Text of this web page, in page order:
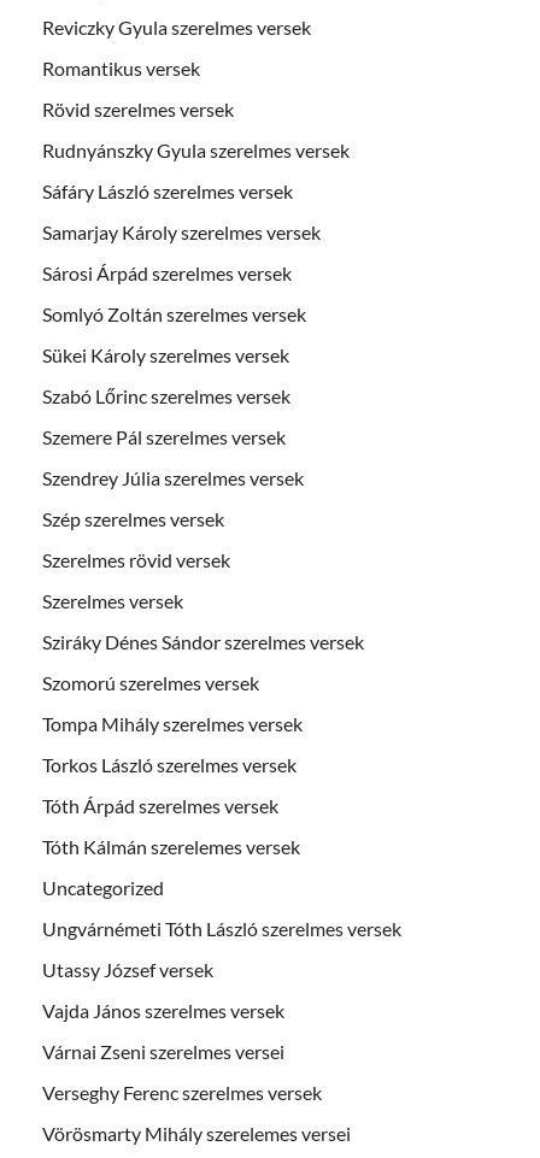
Reviczky Gyula szerelmes versek
Romantikus versek
Rövid szerelmes versek
Rudnyánszky Gyula szerelmes versek
Sáfáry László szerelmes versek
Samarjay Károly szerelmes versek
Sárosi Árpád szerelmes versek
Somlyó Zoltán szerelmes versek
Sükei Károly szerelmes versek
Szabó Lőrinc szerelmes versek
Szemere Pál szerelmes versek
Szendrey Júlia szerelmes versek
Szép szerelmes versek
Szerelmes rövid versek
Szerelmes versek
Sziráky Dénes Sándor szerelmes versek
Szomorú szerelmes versek
Tompa Mihály szerelmes versek
Torkos László szerelmes versek
Tóth Árpád szerelmes versek
Tóth Kálmán szerelemes versek
Uncategorized
Ungvárnémeti Tóth László szerelmes versek
Utassy József versek
Vajda János szerelmes versek
Várnai Zseni szerelmes versei
Verseghy Ferenc szerelmes versek
Vörösmarty Mihály szerelemes versei